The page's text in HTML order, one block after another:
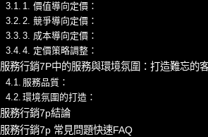
1. 價值導向定價：
2. 競爭導向定價：
3. 成本導向定價：
4. 定價策略調整：
服務行銷7P中的服務與環境氛圍：打造難忘的
服務品質：
環境氛圍的打造：
服務行銷7p結論
服務行銷7p 常見問題快速FAQ